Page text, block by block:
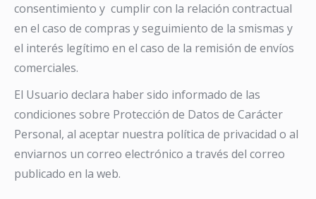
consentimiento y cumplir con la relación contractual
en el caso de compras y seguimiento de la smismas y
el interés legítimo en el caso de la remisión de envíos
comerciales.
El Usuario declara haber sido informado de las
condiciones sobre Protección de Datos de Carácter
Personal, al aceptar nuestra política de privacidad o al
enviarnos un correo electrónico a través del correo
publicado en la web.